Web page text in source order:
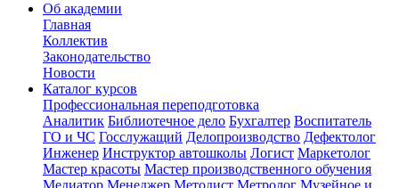
Об академии
Главная
Коллектив
Законодательство
Новости
Каталог курсов
Профессиональная переподготовка
Аналитик Библиотечное дело Бухгалтер Воспитатель
ГО и ЧС Госслужащий Делопроизводство Дефектолог
Инженер Инструктор автошколы Логист Маркетолог
Мастер красоты Мастер производственного обучения
Медиатор Менеджер Методист Метролог Музейное и